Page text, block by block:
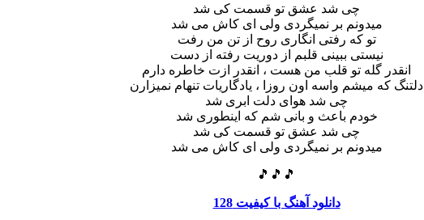
چی شد عشق تو قسمت کی شد
میدونم بر نمیگردی ولی ای کاش می شد
تو که رفتی انگاری روح از تن من رفت
نیستی ببینی قلبم از دوریت رفته از دست
انقدر گله تو قلب من هست ، انقدر ازت خاطره دارم
دلتنگ که میشم واسه اون روزا ، یادگاریات تنهام نمیزارن
چی شد هوای دلت ابری شد
خودم باعث و بانی شم که اینطوری شد
چی شد عشق تو قسمت کی شد
میدونم بر نمیگردی ولی ای کاش می شد
🎵🎵🎵
دانلود آهنگ با کیفیت 128